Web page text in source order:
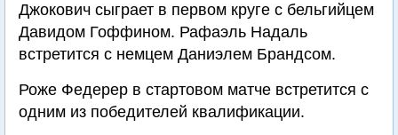
Джокович сыграет в первом круге с бельгийцем
Давидом Гоффином. Рафаэль Надаль
встретится с немцем Даниэлем Брандсом.
Роже Федерер в стартовом матче встретится с
одним из победителей квалификации.